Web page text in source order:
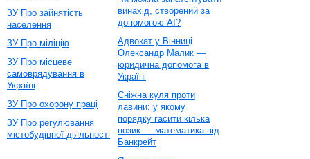
ЗУ Про зайнятість
населення
ЗУ Про міліцію
ЗУ Про місцеве
самоврядування в
Україні
ЗУ Про охорону праці
ЗУ Про регулювання
містобудівної діяльності
винахід, створений за
допомогою AI?
Адвокат у Вінниці
Олександр Малик —
юридична допомога в
Україні
Сніжна куля проти
лавини: у якому
порядку гасити кілька
позик — математика від
Банкрейт